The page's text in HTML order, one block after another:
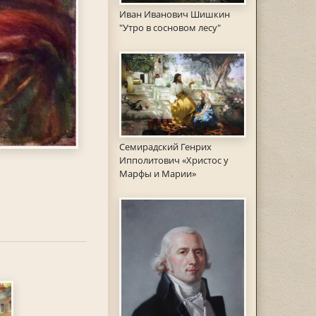
Иван Иванович Шишкин
"Утро в сосновом лесу"
Семирадский Генрих
Ипполитович «Христос у
Марфы и Марии»